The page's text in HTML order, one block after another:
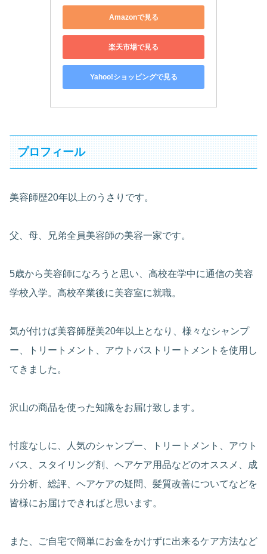
Amazonで見る
楽天市場で見る
Yahoo!ショッピングで見る
プロフィール
美容師歴20年以上のうさりです。
父、母、兄弟全員美容師の美容一家です。
5歳から美容師になろうと思い、高校在学中に通信の美容
学校入学。高校卒業後に美容室に就職。
気が付けば美容師歴美20年以上となり、様々なシャンプ
ー、トリートメント、アウトバストリートメントを使用し
てきました。
沢山の商品を使った知識をお届け致します。
忖度なしに、人気のシャンプー、トリートメント、アウト
バス、スタイリング剤、ヘアケア用品などのオススメ、成
分分析、総評、ヘアケアの疑問、髪質改善についてなどを
皆様にお届けできればと思います。
また、ご自宅で簡単にお金をかけずに出来るケア方法など